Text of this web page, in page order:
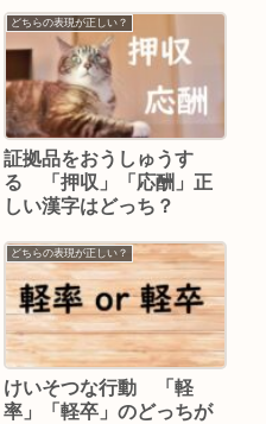
どちらの表現が正しい？
証拠品をおうしゅうす
る 「押収」「応酬」正
しい漢字はどっち？
どちらの表現が正しい？
けいそつな行動 「軽
率」「軽卒」のどっちが